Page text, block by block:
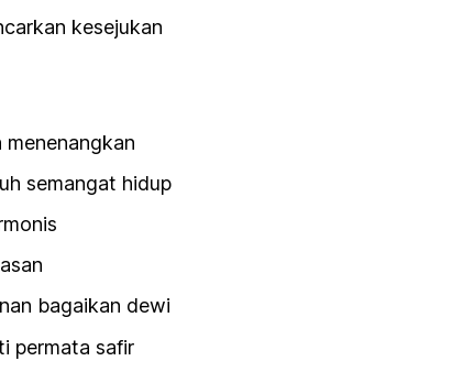
kesejukan
semangat hidup
bagaikan dewi
permata safir